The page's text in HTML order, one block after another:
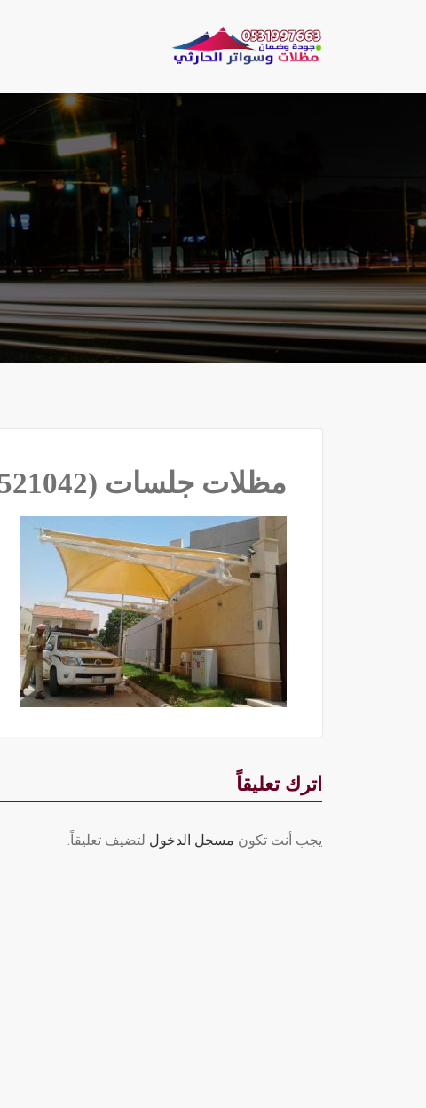
مظلات الحارثي
مظلات جلسات ‫(35521042)‬ ‫‬
اترك تعليقاً
يجب أنت تكون مسجل الدخول لتضيف تعليقاً.